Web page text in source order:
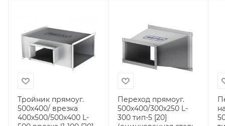
Тройник прямоуг.
500х400/ врезка
400х500/500х400 L-
Переход прямоуг.
500х400/300х250 L-
300 тип-5 [20]